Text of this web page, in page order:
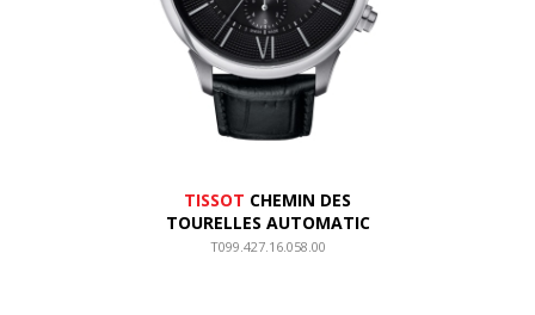
TISSOT CHEMIN DES
TOURELLES AUTOMATIC
T099.427.16.058.00